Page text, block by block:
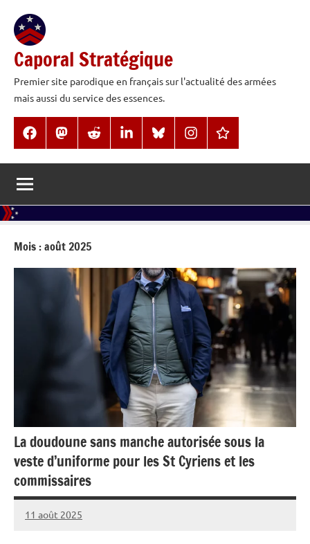
contenu
Caporal Stratégique
Premier site parodique en français sur l'actualité des armées
mais aussi du service des essences.
FacebookMastodonReddit LinkedInBlueSkyInstagramThreads
Mois :août 2025
La doudoune sans manche autorisée sous la
veste d’uniforme pour les St Cyriens et les
commissaires
11 août 2025
Caporal
Aucun